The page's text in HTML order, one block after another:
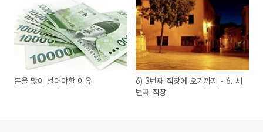
돈을 많이 벌어야할 이유
6) 3번째 직장에 오기까지 - 6. 세
번째 직장